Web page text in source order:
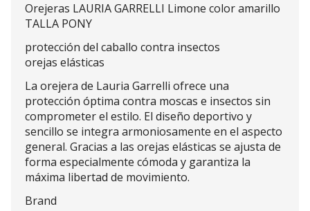
Orejeras LAURIA GARRELLI Limone color amarillo
TALLA PONY
protección del caballo contra insectos
orejas elásticas
La orejera de Lauria Garrelli ofrece una
protección óptima contra moscas e insectos sin
comprometer el estilo. El diseño deportivo y
sencillo se integra armoniosamente en el aspecto
general. Gracias a las orejas elásticas se ajusta de
forma especialmente cómoda y garantiza la
máxima libertad de movimiento.
Brand